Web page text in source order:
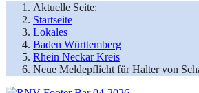
Aktuelle Seite:
Startseite
Lokales
Baden Württemberg
Rhein Neckar Kreis
Neue Meldepflicht für Halter von